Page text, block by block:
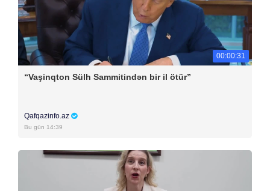
00:00:31
“Vaşinqton Sülh Sammitindən bir il ötür”
Qafqazinfo.az
Bu gün 14:39